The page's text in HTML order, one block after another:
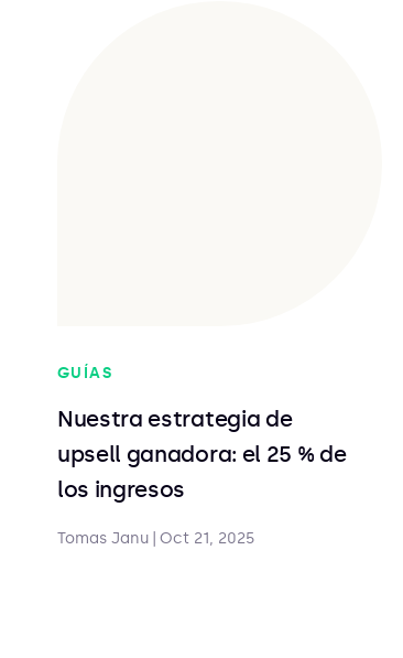
GUÍAS
Nuestra estrategia de
upsell ganadora: el 25 % de
los ingresos
Tomas Janu Oct 21, 2025